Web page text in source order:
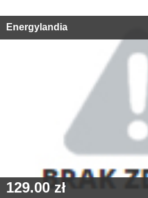
Energylandia
129.00 zł